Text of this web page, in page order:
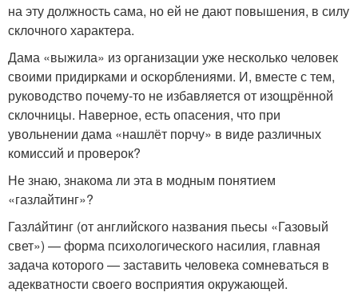
на эту должность сама, но ей не дают повышения, в силу
склочного характера.
Дама «выжила» из организации уже несколько человек
своими придирками и оскорблениями. И, вместе с тем,
руководство почему-то не избавляется от изощрённой
склочницы. Наверное, есть опасения, что при
увольнении дама «нашлёт порчу» в виде различных
комиссий и проверок?
Не знаю, знакома ли эта в модным понятием
«газлайтинг»?
Газла́йтинг (от английского названия пьесы «Газовый
свет») — форма психологического насилия, главная
задача которого — заставить человека сомневаться в
адекватности своего восприятия окружающей.